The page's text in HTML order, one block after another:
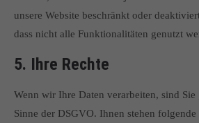
unsere Website beschränkt oder
dass nicht alle Funktionalitäten genutzt
5. Ihre Rechte
Wenn wir Ihre Daten verarbeiten, sind Sie
Sinne der DSGVO. Ihnen stehen folgende